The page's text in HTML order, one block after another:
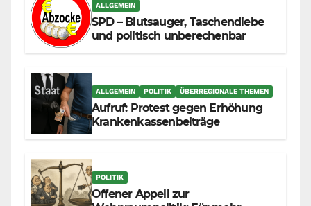
ALLGEMEIN
SPD – Blutsauger, Taschendiebe
und politisch unberechenbar
ALLGEMEIN POLITIK ÜBERREGIONALE THEMEN
Aufruf: Protest gegen Erhöhung
Krankenkassenbeiträge
POLITIK
Offener Appell zur